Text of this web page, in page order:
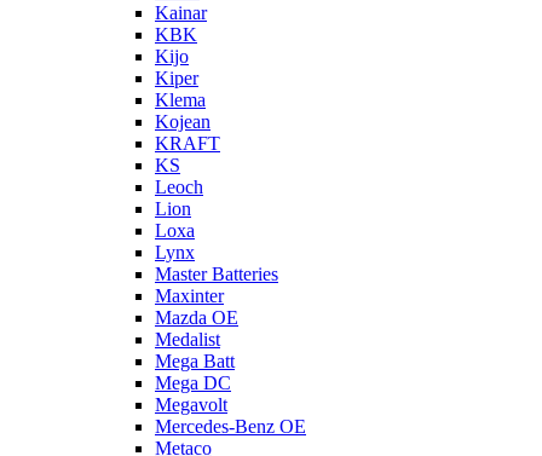
Kainar
KBK
Kijo
Kiper
Klema
Kojean
KRAFT
KS
Leoch
Lion
Loxa
Lynx
Master Batteries
Maxinter
Mazda OE
Medalist
Mega Batt
Mega DC
Megavolt
Mercedes-Benz OE
Metaco